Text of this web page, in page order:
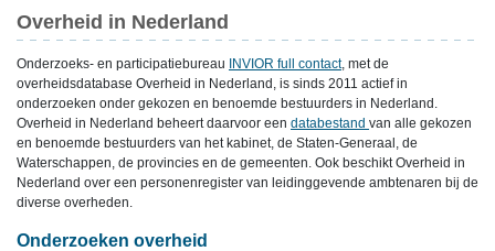
Overheid in Nederland
Onderzoeks- en participatiebureau INVIOR full contact, met de
overheidsdatabase Overheid in Nederland, is sinds 2011 actief in
onderzoeken onder gekozen en benoemde bestuurders in Nederland.
Overheid in Nederland beheert daarvoor een databestand van alle gekozen
en benoemde bestuurders van het kabinet, de Staten-Generaal, de
Waterschappen, de provincies en de gemeenten. Ook beschikt Overheid in
Nederland over een personenregister van leidinggevende ambtenaren bij de
diverse overheden.
Onderzoeken overheid